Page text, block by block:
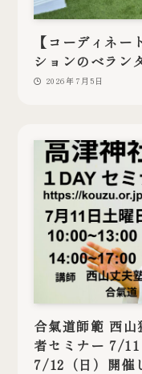
【コーディネ
ションのベラン
2026年7月5日
合氣道師範 西
者セミナー 7/
7/12（日）開催